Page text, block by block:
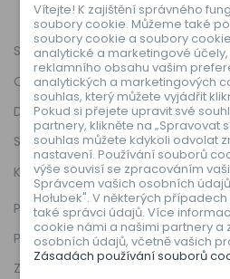
Sbírky
O nás
Deklarace shody EU
Stížnosti
Kontakt
Pravidla a podmínky
Politika cookies
Zásady ochrany osobních údajů
Vítejte! K zajištění správného
soubory cookie. Můžeme také
soubory cookie a soubory
analytické a marketingové
reklamního obsahu vašim
analytických a marketingových
souhlas, který můžete vyjádřit
Pokud si přejete upravit své
partnery, klikněte na „Spravovat
souhlas můžete kdykoli odvolat
nastavení. Používání souborů
výše souvisí se zpracováním
Správcem vašich osobních údajů
Hołubek". V některých
také správci údajů. Více
cookie námi a našimi partnery a
osobních údajů, včetně vašich
Zásadách používání souborů